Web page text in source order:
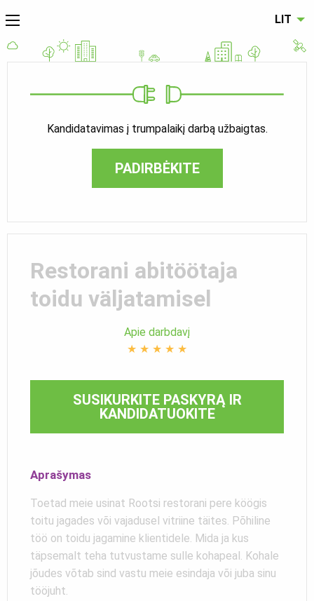
LIT
Kandidatavimas į trumpalaikį darbą užbaigtas.
PADIRBĖKITE
Restorani abitöötaja
toidu väljatamisel
Apie darbdavį
★ ★ ★ ★ ★
SUSIKURKITE PASKYRĄ IR
KANDIDATUOKITE
Aprašymas
Toetad meie usinat Rootsi restorani pere köögis
toitu jagades või vajadusel vitriine täites. Põhiline
töö on toidu jagamine klientidele. Mida ja kus
täpsemalt teha tutvustame sulle kohapeal. Kohale
jõudes võtab sind vastu meie esindaja või juba sinu
tööjuht.